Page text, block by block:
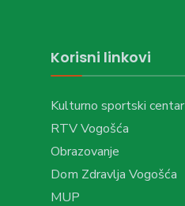
Korisni linkovi
Kulturno sportski centar
RTV Vogošća
Obrazovanje
Dom Zdravlja Vogošća
MUP